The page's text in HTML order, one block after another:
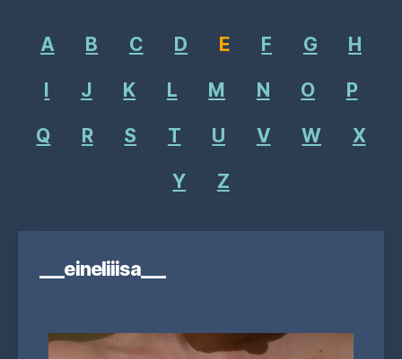
A B C D E F G H
I J K L M N O P
Q R S T U V W X
Y Z
___eineliiisa___